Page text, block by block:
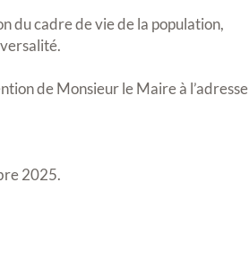
du cadre de vie de la population,
de Monsieur le Maire à l’adresse
2025.